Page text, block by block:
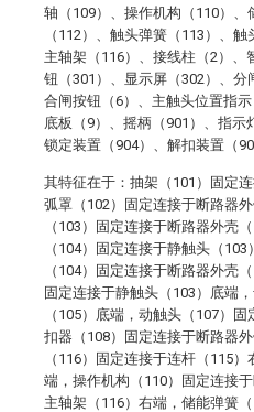
轴（109）、操作机构（110）
（112）、触头弹簧（113）、
主轴架（116）、接线柱（2）
钮（301）、显示屏（302）、分
合闸按钮（6）、主触头位置指
底板（9）、摇柄（901）、指示
锁定装置（904）、解扣装置（
其特征在于：抽架（101）固定
弧罩（102）固定连接于断路器
（103）固定连接于断路器外壳
（104）固定连接于静触头（
（104）固定连接于断路器外壳
固定连接于静触头（103）底端
（105）底端，动触头（107）
扣器（108）固定连接于断路器
（116）固定连接于连杆（115
端，操作机构（110）固定连接
主轴架（116）右端，储能弹簧